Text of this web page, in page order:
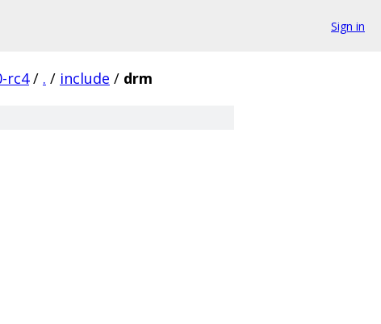
Sign in
rc4 / . / include / drm